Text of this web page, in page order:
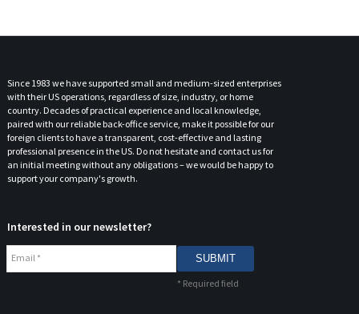
Since 1983 we have supported small and medium-sized enterprises
with their US operations, regardless of size, industry, or home
country. Decades of practical experience and local knowledge,
paired with our reliable back-office service, make it possible for our
foreign clients to have a transparent, cost-effective and lasting
professional presence in the US. Do not hesitate and contact us for
an initial meeting without any obligations – we would be happy to
support your company's growth.
Interested in our newsletter?
Email *
* Required field